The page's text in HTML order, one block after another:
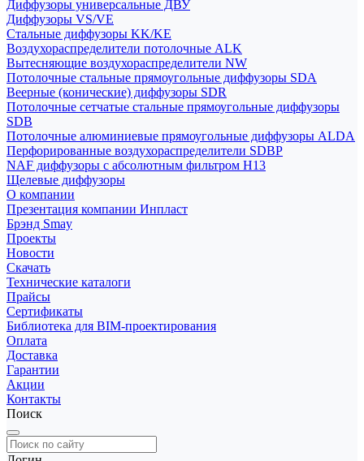
Диффузоры универсальные ДВУ
Диффузоры VS/VE
Стальные диффузоры KK/KE
Воздухораспределители потолочные ALK
Вытесняющие воздухораспределители NW
Потолочные стальные прямоугольные диффузоры SDA
Веерные (конические) диффузоры SDR
Потолочные сетчатые стальные прямоугольные диффузоры
SDB
Потолочные алюминиевые прямоугольные диффузоры ALDA
Перфорированные воздухораспределители SDBP
NAF диффузоры с абсолютным фильтром Н13
Щелевые диффузоры
О компании
Презентация компании Инпласт
Брэнд Smay
Проекты
Новости
Скачать
Технические каталоги
Прайсы
Сертификаты
Библиотека для BIM-проектирования
Оплата
Доставка
Гарантии
Акции
Контакты
Поиск